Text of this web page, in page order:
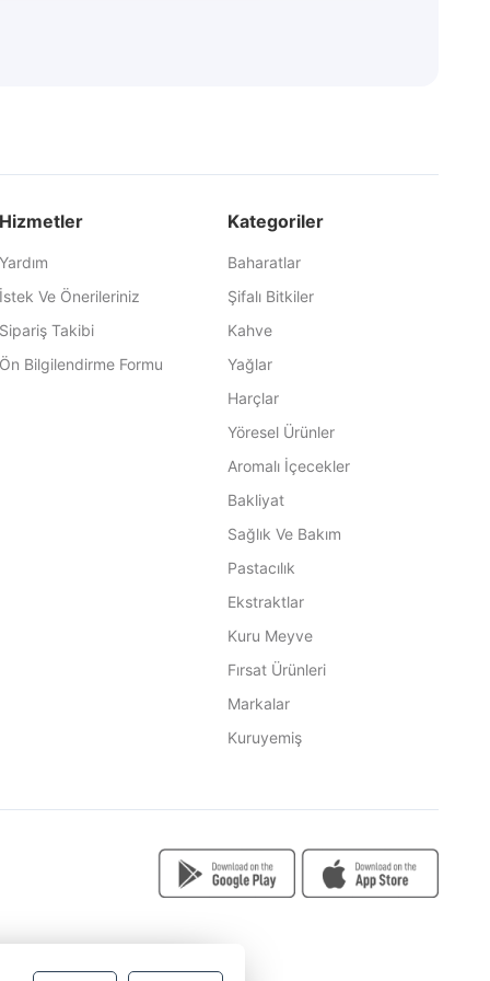
Hizmetler
Yardım
İstek Ve Önerileriniz
Sipariş Takibi
Ön Bilgilendirme Formu
Kategoriler
Baharatlar
Şifalı Bitkiler
Kahve
Yağlar
Harçlar
Yöresel Ürünler
Aromalı İçecekler
Bakliyat
Sağlık Ve Bakım
Pastacılık
Ekstraktlar
Kuru Meyve
Fırsat Ürünleri
Markalar
Kuruyemiş